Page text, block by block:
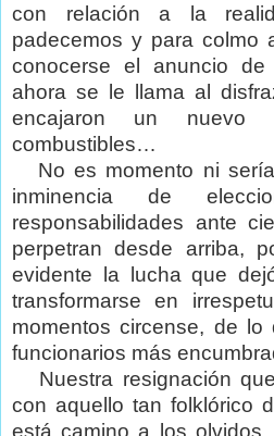
con relación a la
padecemos y para colmo
conocerse el anuncio de
ahora se le llama al
encajaron un nuevo
combustibles…
No es momento ni
inminencia de
responsabilidades ante
perpetran desde arriba,
evidente la lucha que
transformarse en
momentos circense, de
funcionarios más
Nuestra resignación
con aquello tan folklórico
está camino a los